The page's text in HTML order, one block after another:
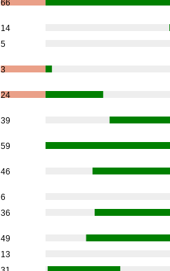
66
14
5
3
24
39
59
46
6
36
49
13